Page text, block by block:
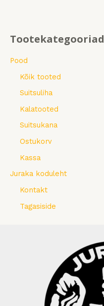
Tootekategooriad
Pood
Kõik tooted
Suitsuliha
Kalatooted
Suitsukana
Ostukorv
Kassa
Juraka koduleht
Kontakt
Tagasiside